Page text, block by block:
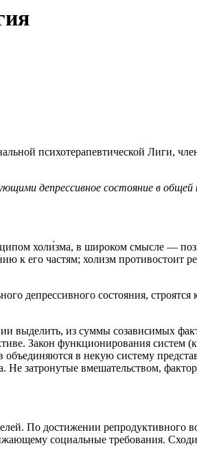
психотерапевтической Лиги,
депрессивное состояние в общей
холи́зма, в широком смысле —
к его частям; холизм противостоит
депрессивного состояния, строятся
выделить, из суммы созависимых
Закон функционирования систем
объединяются в некую систему
Не затронутые вмешательством,
По достижении репродуктивного
социальные требования.